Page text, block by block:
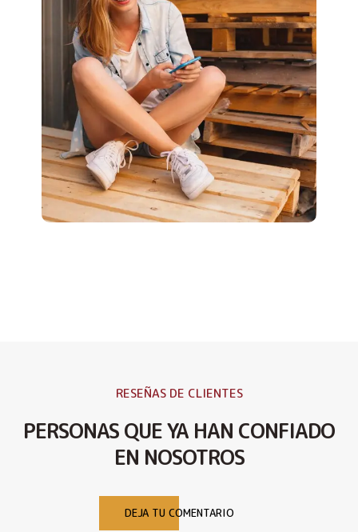
RESEÑAS DE CLIENTES
PERSONAS QUE YA HAN CONFIADO
EN NOSOTROS
DEJA TU COMENTARIO